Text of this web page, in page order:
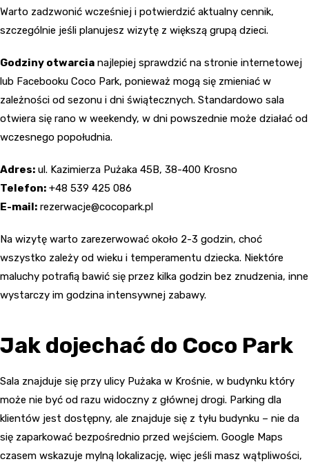
Warto zadzwonić wcześniej i potwierdzić aktualny cennik,
szczególnie jeśli planujesz wizytę z większą grupą dzieci.
Godziny otwarcia najlepiej sprawdzić na stronie internetowej
lub Facebooku Coco Park, ponieważ mogą się zmieniać w
zależności od sezonu i dni świątecznych. Standardowo sala
otwiera się rano w weekendy, w dni powszednie może działać od
wczesnego popołudnia.
Adres: ul. Kazimierza Pużaka 45B, 38-400 Krosno
Telefon: +48 539 425 086
E-mail: rezerwacje@cocopark.pl
Na wizytę warto zarezerwować około 2-3 godzin, choć
wszystko zależy od wieku i temperamentu dziecka. Niektóre
maluchy potrafią bawić się przez kilka godzin bez znudzenia, inne
wystarczy im godzina intensywnej zabawy.
Jak dojechać do Coco Park
Sala znajduje się przy ulicy Pużaka w Krośnie, w budynku który
może nie być od razu widoczny z głównej drogi. Parking dla
klientów jest dostępny, ale znajduje się z tyłu budynku – nie da
się zaparkować bezpośrednio przed wejściem. Google Maps
czasem wskazuje mylną lokalizację, więc jeśli masz wątpliwości,